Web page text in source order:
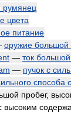
румянец
цвета
питание
оружие
— ток
— пучок с
способа
пробег,